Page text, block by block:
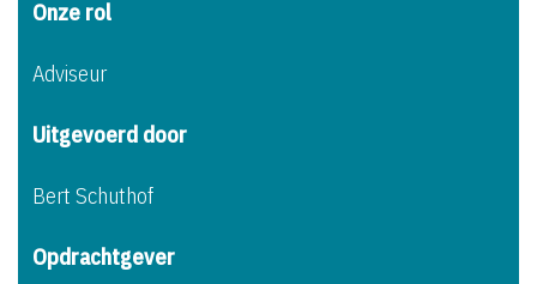
Onze rol
Adviseur
Uitgevoerd door
Bert Schuthof
Opdrachtgever